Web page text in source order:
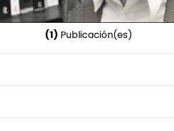
(1) Publicación(es)